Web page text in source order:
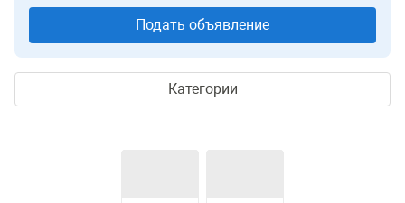
Подать объявление
Категории